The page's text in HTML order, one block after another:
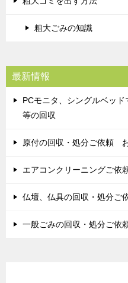
粗大ごみの知識
最新情報
PCモニタ、シングルベッ
等の回収
原付の回収・処分ご依頼
エアコンクリーニングご
仏壇、仏具の回収・処分
一般ごみの回収・処分ご